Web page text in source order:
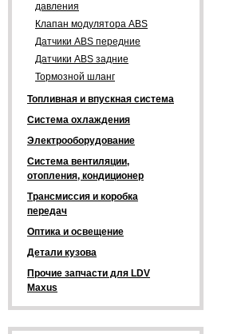
давления
Клапан модулятора ABS
Датчики ABS передние
Датчики ABS задние
Тормозной шланг
Топливная и впускная система
Система охлаждения
Электрооборудование
Система вентиляции,
отопления, кондиционер
Трансмиссия и коробка
передач
Оптика и освещение
Детали кузова
Прочие запчасти для LDV
Maxus